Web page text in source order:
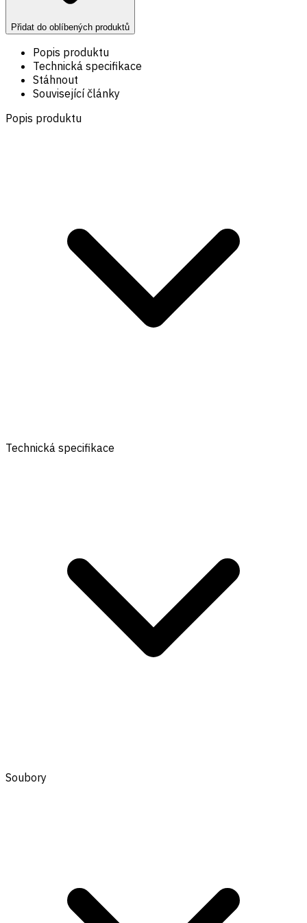
Přidat do oblíbených produktů
Popis produktu
Technická specifikace
Stáhnout
Související články
Popis produktu
Technická specifikace
Soubory